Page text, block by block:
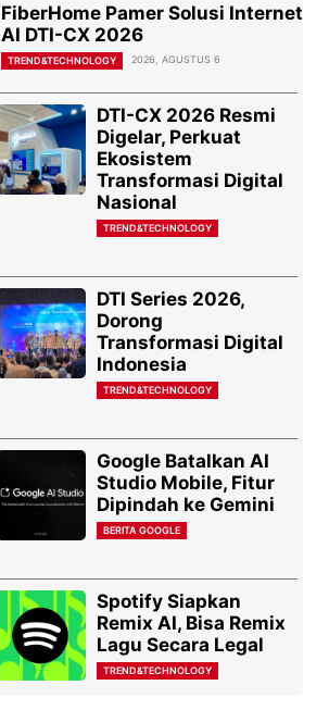
FiberHome Pamer Solusi Internet
AI DTI-CX 2026
TREND&TECHNOLOGY 2026, AGUSTUS 6
DTI-CX 2026 Resmi
Digelar, Perkuat
Ekosistem
Transformasi Digital
Nasional
TREND&TECHNOLOGY
DTI Series 2026,
Dorong
Transformasi Digital
Indonesia
TREND&TECHNOLOGY
Google Batalkan AI
Studio Mobile, Fitur
Dipindah ke Gemini
BERITA GOOGLE
Spotify Siapkan
Remix AI, Bisa Remix
Lagu Secara Legal
TREND&TECHNOLOGY